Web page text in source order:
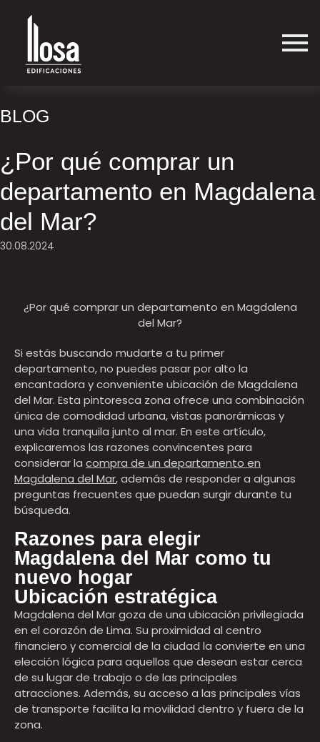
BLOG
¿Por qué comprar un
departamento en Magdalena
del Mar?
30.08.2024
¿Por qué comprar un departamento en Magdalena
del Mar?
Si estás buscando mudarte a tu primer
departamento, no puedes pasar por alto la
encantadora y conveniente ubicación de Magdalena
del Mar. Esta pintoresca zona ofrece una combinación
única de comodidad urbana, vistas panorámicas y
una vida tranquila junto al mar. En este artículo,
explicaremos las razones convincentes para
considerar la compra de un departamento en
Magdalena del Mar, además de responder a algunas
preguntas frecuentes que puedan surgir durante tu
búsqueda.
Razones para elegir
Magdalena del Mar como tu
nuevo hogar
Ubicación estratégica
Magdalena del Mar goza de una ubicación privilegiada
en el corazón de Lima. Su proximidad al centro
financiero y comercial de la ciudad la convierte en una
elección lógica para aquellos que desean estar cerca
de su lugar de trabajo o de las principales
atracciones. Además, su acceso a las principales vías
de transporte facilita la movilidad dentro y fuera de la
zona.